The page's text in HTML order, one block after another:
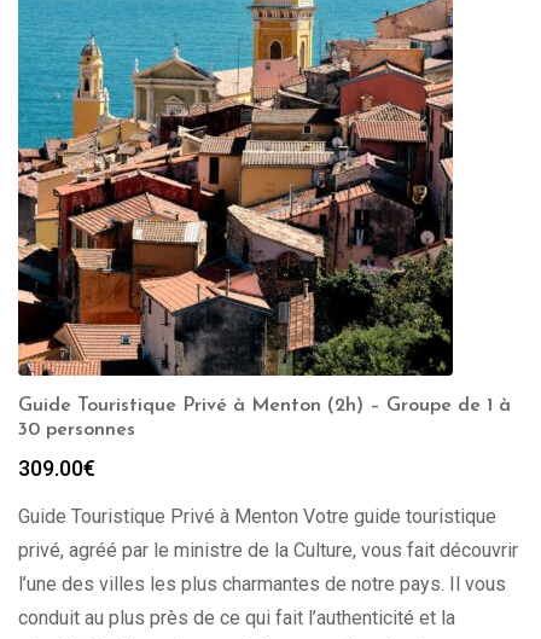
Guide Touristique Privé à Menton (2h) – Groupe de 1 à
30 personnes
309.00€
Guide Touristique Privé à Menton Votre guide touristique
privé, agréé par le ministre de la Culture, vous fait découvrir
l’une des villes les plus charmantes de notre pays. Il vous
conduit au plus près de ce qui fait l’authenticité et la